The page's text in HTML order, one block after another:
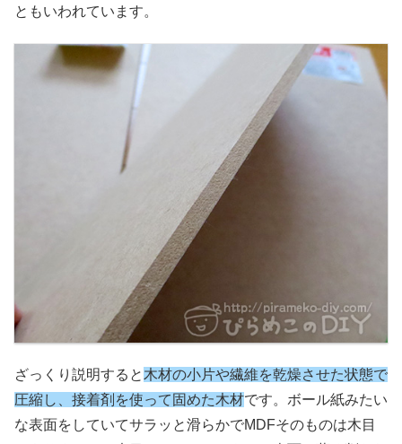
ともいわれています。
ざっくり説明すると 木材の小片や繊維を乾燥させた状態で
圧縮し、接着剤を使って固めた木材です。ボール紙みたい
な表面をしていてサラッと滑らかでMDFそのものは木目